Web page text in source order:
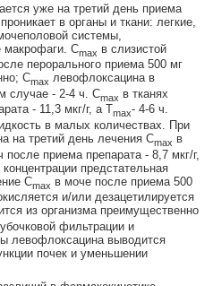
уже на третий день приема
в органы и ткани: легкие,
системы,
макрофаги. Сmax в слизистой
перорального приема 500 мг
Сmax левофлоксацина в
случае - 2-4 ч. Сmax в тканях
- 11,3 мкг/г, а Тmax- 4-6 ч.
в малых количествах. При
на третий день лечения Сmax в
приема препарата - 8,7 мкг/г,
предстательная
Сmax в моче после приема 500
и/или дезацетилируется
из организма преимущественно
фильтрации и
левофлоксацина выводится
почек и уменьшении